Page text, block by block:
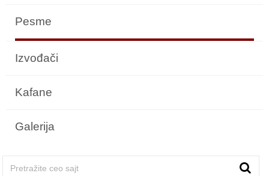
Pesme
Izvođači
Kafane
Galerija